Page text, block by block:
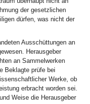
der gesetzlichen
dürfen, was nicht der
Ausschüttungen an
Herausgeber
an Sammelwerken
Beklagte prüfe bei
Werke, ob
erbracht worden sei.
Weise die Herausgeber